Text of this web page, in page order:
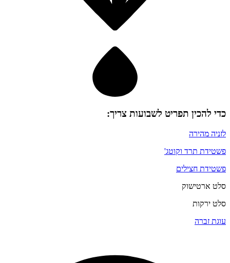
כדי להכין תפריט לשבועות צריך:
לזניה מהירה
פשטידת תרד וקוטג'
פשטידת חצילים
סלט ארטישוק
סלט ירקות
עוגת זברה